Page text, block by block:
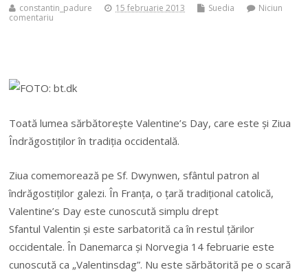
constantin_padure 15 februarie 2013 Suedia
Niciun
comentariu
Toată lumea sărbătoreşte Valentine’s Day, care este şi Ziua
Îndrăgostiţilor în tradiţia occidentală.
Ziua comemorează pe Sf. Dwynwen, sfântul patron al
îndrăgostiţilor galezi. În Franţa, o ţară tradiţional catolică,
Valentine’s Day este cunoscută simplu drept
Sfantul Valentin şi este sarbatorită ca în restul ţărilor
occidentale. În Danemarca şi Norvegia 14 februarie este
cunoscută ca „Valentinsdag”. Nu este sărbătorită pe o scară